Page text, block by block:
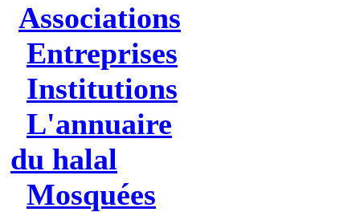
Associations
Entreprises
Institutions
L'annuaire
du halal
Mosquées